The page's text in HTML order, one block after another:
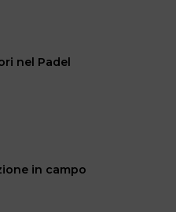
nel Padel
in campo